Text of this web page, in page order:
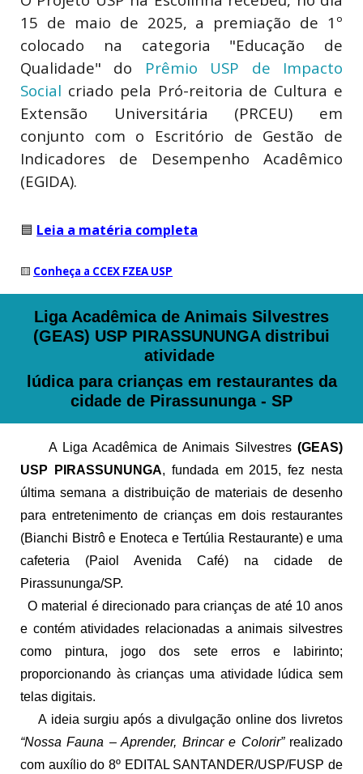
15 de maio de 2025, a premiação de 1º
colocado na categoria "Educação de
Qualidade" do Prêmio USP de Impacto
Social criado pela Pró-reitoria de Cultura e
Extensão Universitária (PRCEU) em
conjunto com o Escritório de Gestão de
Indicadores de Desempenho Acadêmico
(EGIDA).
🟦 Leia a matéria completa
🟨 Conheça a CCEX FZEA USP
Liga Acadêmica de Animais Silvestres
(GEAS) USP PIRASSUNUNGA distribui
atividade
lúdica para crianças em restaurantes da
cidade de Pirassununga - SP
A Liga Acadêmica de Animais Silvestres(GEAS)
USP PIRASSUNUNGA, fundada em 2015, fez nesta
última semana a distribuição de materiais de desenho
para entretenimento de crianças em dois restaurantes
(Bianchi Bistrô e Enoteca e Tertúlia Restaurante) e uma
cafeteria (Paiol Avenida Café) na cidade de
Pirassununga/SP.
O material é direcionado para crianças de até 10 anos
e contém atividades relacionadas a animais silvestres
como pintura, jogo dos sete erros e labirinto;
proporcionando às crianças uma atividade lúdica sem
telas digitais.
A ideia surgiu após a divulgação online dos livretos
“Nossa Fauna – Aprender, Brincar e Colorir” realizado
com auxílio do 8º EDITAL SANTANDER/USP/FUSP de